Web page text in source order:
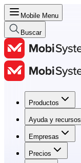
Mobile Menu
Buscar
Productos
Ayuda y recursos
Empresas
Precios
Productos
Ayuda y recursos
Empresas
Precios